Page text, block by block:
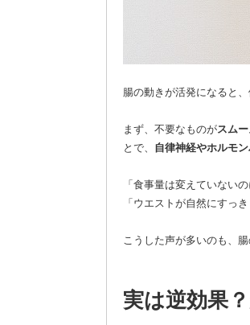
腸の動きが活発になると
まず、不要なものがスム
とで、 自律神経やホルモ
「食事量は変えていない
「ウエストが自然にすっき
こうした声が多いのも、
実は逆効果